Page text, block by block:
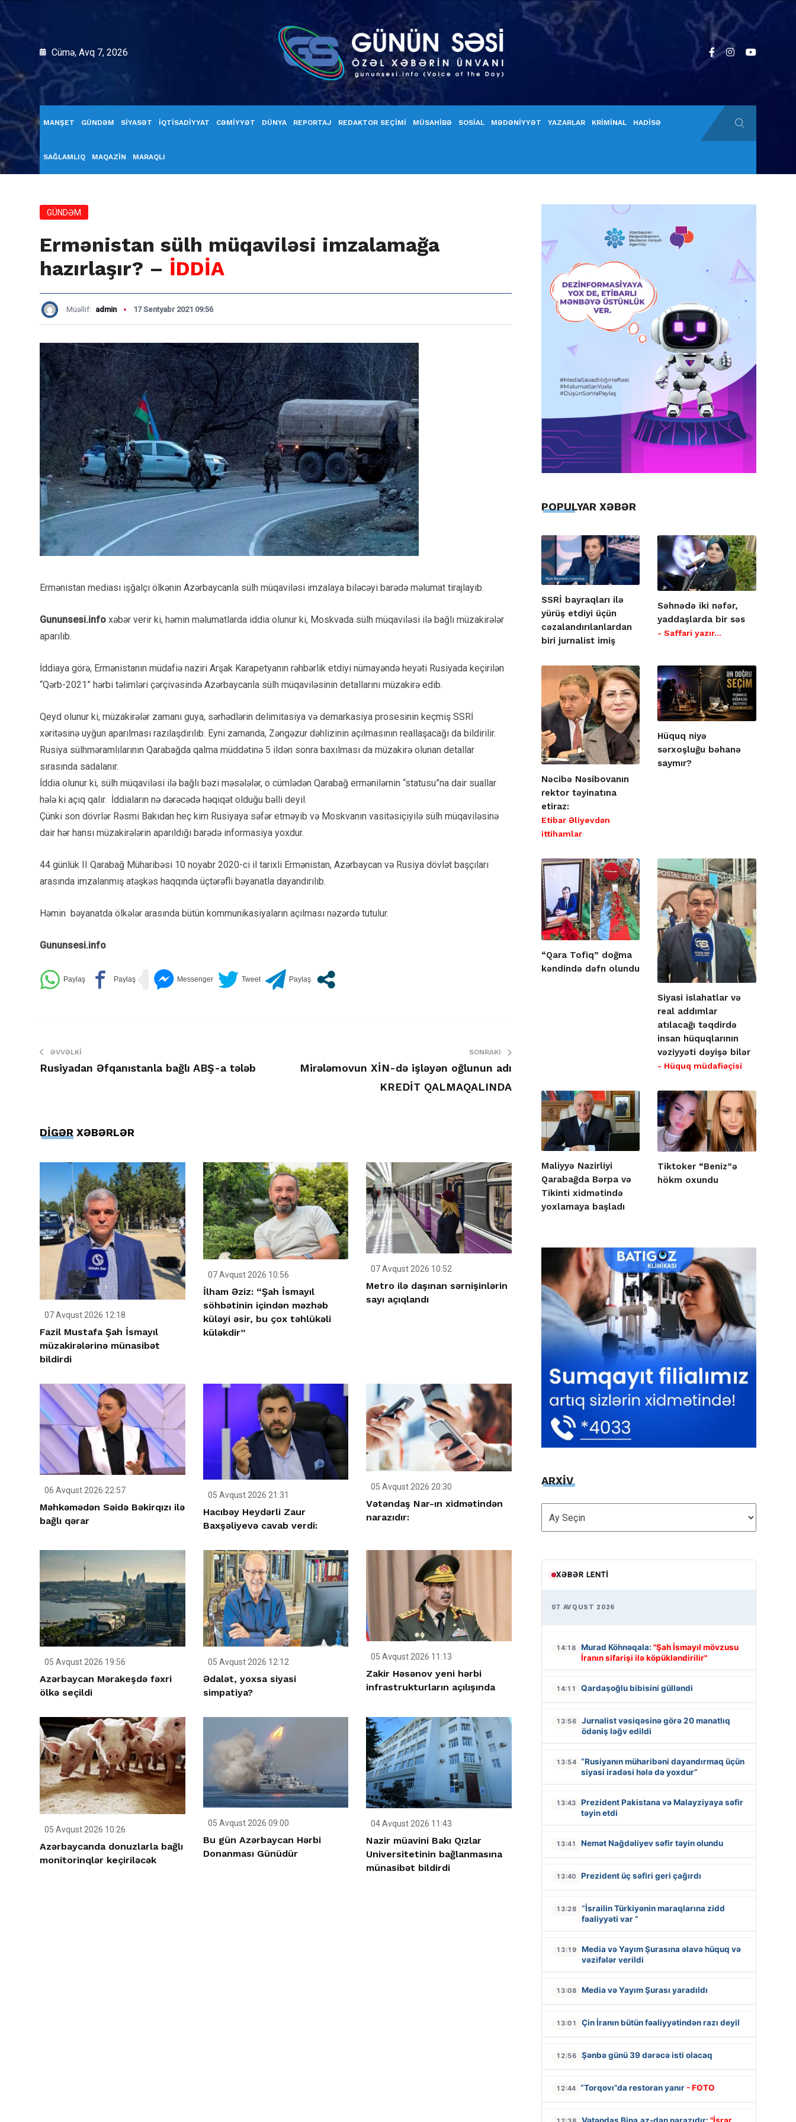
Cümə, Avq 7, 2026
MANŞET GÜNDƏM SİYASƏT İQTİSADİYYAT CƏMİYYƏT DÜNYA REPORTAJ REDAKTOR SEÇİMİ MÜSAHİBƏ SOSİAL MƏDƏNİYYƏT YAZARLAR KRİMİNAL HADİSƏ
SAĞLAMLIQ MAQAZİN MARAQLI
GÜNDƏM
Ermənistan sülh müqaviləsi imzalamağa
hazırlaşır? – İDDİA
Müəllif: admin 17 Sentyabr 2021 09:56
Ermənistan mediası işğalçı ölkənin Azərbaycanla sülh müqaviləsi imzalaya biləcəyi barədə məlumat tirajlayıb.
Gununsesi.info xəbər verir ki, həmin məlumatlarda iddia olunur ki, Moskvada sülh müqaviləsi ilə bağlı müzakirələr
aparılıb.
İddiaya görə, Ermənistanın müdafiə naziri Arşak Karapetyanın rəhbərlik etdiyi nümayəndə heyəti Rusiyada keçirilən
“Qərb-2021” hərbi təlimləri çərçivəsində Azərbaycanla sülh müqaviləsinin detallarını müzakirə edib.
Qeyd olunur ki, müzakirələr zamanı guya, sərhədlərin delimitasiya və demarkasiya prosesinin keçmiş SSRİ
xəritəsinə uyğun aparılması razılaşdırılıb. Eyni zamanda, Zəngəzur dəhlizinin açılmasının reallaşacağı da bildirilir.
Rusiya sülhməramlılarının Qarabağda qalma müddətinə 5 ildən sonra baxılması da müzakirə olunan detallar
sırasında sadalanır.
İddia olunur ki, sülh müqaviləsi ilə bağlı bəzi məsələlər, o cümlədən Qarabağ ermənilərnin “statusu”na dair suallar
hələ ki açıq qalır. İddiaların nə dərəcədə həqiqət olduğu bəlli deyil.
Çünki son dövrlər Rəsmi Bakıdan heç kim Rusiyaya səfər etməyib və Moskvanın vasitəsiçiyilə sülh müqaviləsinə
dair hər hansı müzakirələrin aparıldığı barədə informasiya yoxdur.
44 günlük II Qarabağ Müharibəsi 10 noyabr 2020-ci il tarixli Ermənistan, Azərbaycan və Rusiya dövlət başçıları
arasında imzalanmış atəşkəs haqqında üçtərəfli bəyanatla dayandırılıb.
Həmin bəyanatda ölkələr arasında bütün kommunikasiyaların açılması nəzərdə tutulur.
Gununsesi.info
ƏVVƏLKI
Rusiyadan Əfqanıstanla bağlı ABŞ-a tələb
SONRAKI
Mirələmovun XİN-də işləyən oğlunun adı
KREDİT QALMAQALINDA
DİGƏR XƏBƏRLƏR
07 Avqust 2026 12:18
Fazil Mustafa Şah İsmayıl
müzakirələrinə münasibət
bildirdi
07 Avqust 2026 10:56
İlham Əziz: “Şah İsmayıl
söhbətinin içindən məzhəb
küləyi əsir, bu çox təhlükəli
küləkdir”
07 Avqust 2026 10:52
Metro ilə daşınan sərnişinlərin
sayı açıqlandı
06 Avqust 2026 22:57
Məhkəmədən Səidə Bəkirqızı ilə
bağlı qərar
05 Avqust 2026 21:31
Hacıbəy Heydərli Zaur
Baxşəliyevə cavab verdi:
05 Avqust 2026 20:30
Vətəndaş Nar-ın xidmətindən
narazıdır:
05 Avqust 2026 19:56
Azərbaycan Mərakeşdə fəxri
ölkə seçildi
05 Avqust 2026 12:12
Ədalət, yoxsa siyasi
simpatiya?
05 Avqust 2026 11:13
Zakir Həsənov yeni hərbi
infrastrukturların açılışında
05 Avqust 2026 10:26
Azərbaycanda donuzlarla bağlı
monitorinqlər keçiriləcək
05 Avqust 2026 09:00
Bu gün Azərbaycan Hərbi
Donanması Günüdür
04 Avqust 2026 11:43
Nazir müavini Bakı Qızlar
Universitetinin bağlanmasına
münasibət bildirdi
POPULYAR XƏBƏR
SSRİ bayraqları ilə
yürüş etdiyi üçün
cəzalandırılanlardan
biri jurnalist imiş
Səhnədə iki nəfər,
yaddaşlarda bir səs
- Saffari yazır…
Nəcibə Nəsibovanın
rektor təyinatına
etiraz:
Etibar Əliyevdən
ittihamlar
Hüquq niyə
sərxoşluğu bəhanə
saymır?
“Qara Tofiq” doğma
kəndində dəfn olundu
Siyasi islahatlar və
real addımlar
atılacağı təqdirdə
insan hüquqlarının
vəziyyəti dəyişə bilər
- Hüquq müdafiəçisi
Maliyyə Nazirliyi
Qarabağda Bərpa və
Tikinti xidmətində
yoxlamaya başladı
Tiktoker “Beniz”ə
hökm oxundu
ARXİV
ARXİV
XƏBƏR LENTI
07 AVQUST 2026
14:18 Murad Köhnəqala: "Şah İsmayıl mövzusu
İranın sifarişi ilə köpükləndirilir"
14:11 Qardaşoğlu bibisini gülləndi
13:56
Jurnalist vəsiqəsinə görə 20 manatlıq
ödəniş ləğv edildi
13:54 “Rusiyanın müharibəni dayandırmaq üçün
siyasi iradəsi hələ də yoxdur”
13:43
Prezident Pakistana və Malayziyaya səfir
təyin etdi
13:41 Nemət Nağdəliyev səfir təyin olundu
13:40 Prezident üç səfiri geri çağırdı
13:28
“İsrailin Türkiyənin maraqlarına zidd
fəaliyyəti var “
13:19
Media və Yayım Şurasına əlavə hüquq və
vəzifələr verildi
13:08 Media və Yayım Şurası yaradıldı
13:01 Çin İranın bütün fəaliyyətindən razı deyil
12:56 Şənbə günü 39 dərəcə isti olacaq
12:44 “Torqovı”da restoran yanır - FOTO